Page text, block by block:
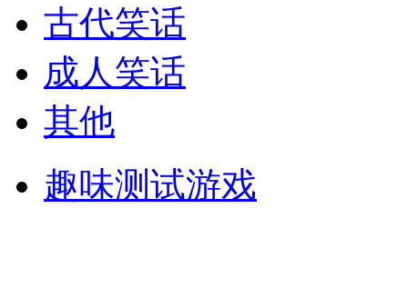
古代笑话
成人笑话
其他
趣味测试游戏